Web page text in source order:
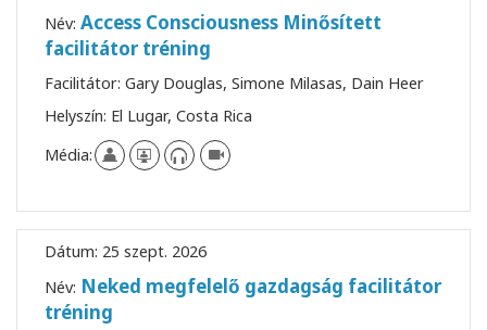
Név: Access Consciousness Minősített
facilitátor tréning
Facilitátor: Gary Douglas, Simone Milasas, Dain Heer
Helyszín: El Lugar, Costa Rica
Média:
Dátum: 25 szept. 2026
Név: Neked megfelelő gazdagság facilitátor
tréning